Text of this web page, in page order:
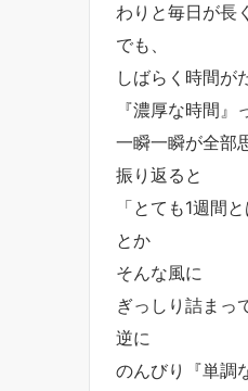
わりと毎日が長
でも、
しばらく時間が
『濃厚な時間』
一瞬一瞬が全部
振り返ると
「とても1週間
とか
そんな風に
ぎっしり詰まっ
逆に
のんびり『単調